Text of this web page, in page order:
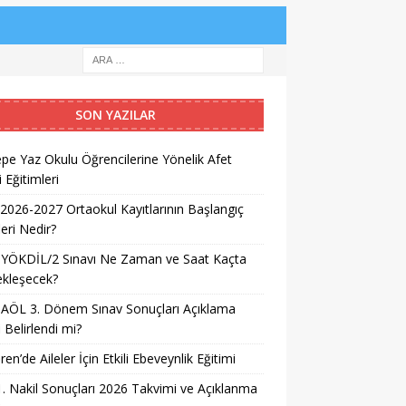
SON YAZILAR
Yaz Okulu Öğrencilerine Yönelik Afet
Eğitimleri
2027 Ortaokul Kayıtlarının Başlangıç
Nedir?
2 Sınavı Ne Zaman ve Saat Kaçta
3. Dönem Sınav Sonuçları Açıklama
Belirlendi mi?
Aileler İçin Etkili Ebeveynlik Eğitimi
Nakil Sonuçları 2026 Takvimi ve Açıklanma